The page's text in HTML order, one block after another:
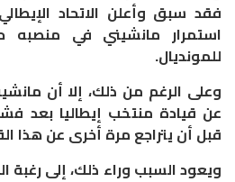
فقد سبق وأعلن الاتحاد
استمرار مانشيني في منصبه
للمونديال.
وعلى الرغم من ذلك، إلا أن
عن قيادة منتخب إيطاليا بعد
قبل أن يتراجع مرة أخرى عن هذا
ويعود السبب وراء ذلك، إلى رغبة